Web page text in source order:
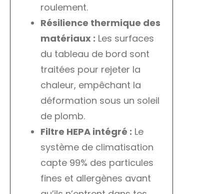
roulement.
Résilience thermique des
matériaux : Les surfaces
du tableau de bord sont
traitées pour rejeter la
chaleur, empêchant la
déformation sous un soleil
de plomb.
Filtre HEPA intégré : Le
système de climatisation
capte 99% des particules
fines et allergènes avant